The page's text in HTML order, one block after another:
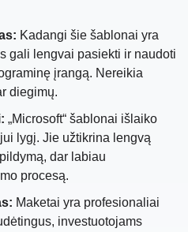
Kadangi šie šablonai yra
gali lengvai pasiekti ir naudoti
įrangą. Nereikia
diegimų.
„Microsoft“ šablonai išlaiko
lygį. Jie užtikrina lengvą
dar labiau
procesą.
Maketai yra profesionaliai
investuotojams